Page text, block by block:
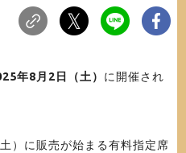
年8月2日（土） に開催され
）に販売が始まる有料指定席